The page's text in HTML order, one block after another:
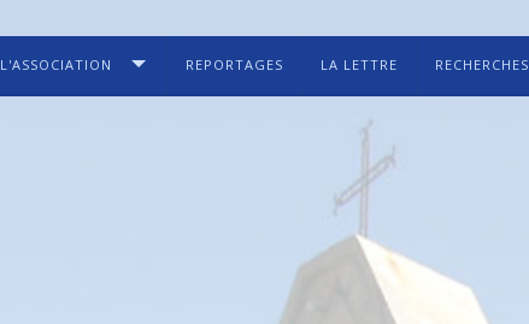
L'ASSOCIATION REPORTAGES LA LETTRE RECHERCHES